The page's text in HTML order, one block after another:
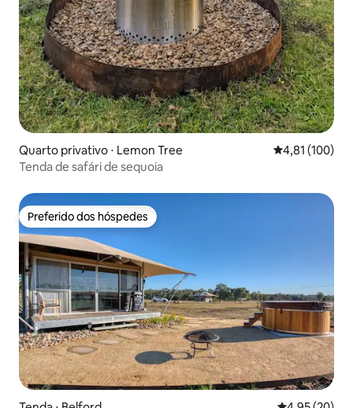
Quarto privativo ⋅ Lemon Tree 4,81 de uma
4,81 (100)
Tenda de safári de sequoia
Preferido dos hóspedes
Preferido dos hóspedes